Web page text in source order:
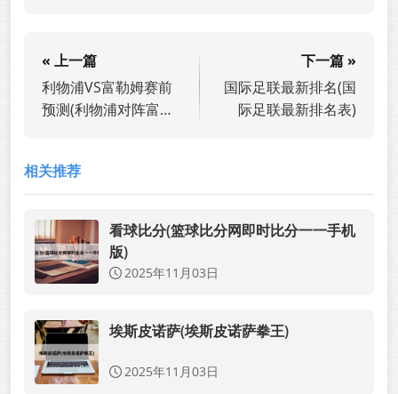
« 上一篇
利物浦VS富勒姆赛前
预测(利物浦对阵富勒
下一篇 »
国际足联最新排名(国
际足联最新排名表)
相关推荐
看球比分(篮球比分网即时比分一一手机
版)
2025年11月03日
埃斯皮诺萨(埃斯皮诺萨拳王)
2025年11月03日